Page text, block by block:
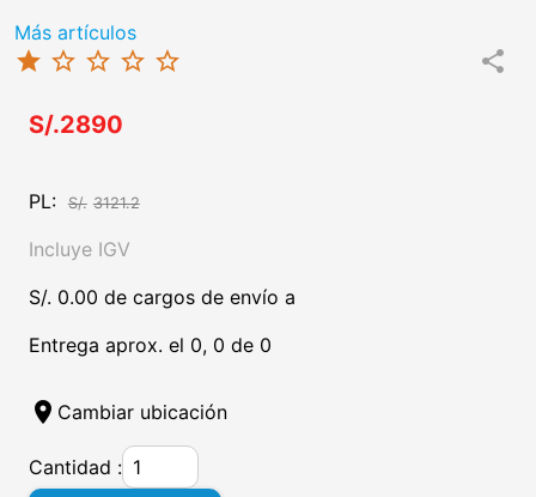
Más artículos
star star_border star_border star_border star_border share
S/.2890
PL: S/. 3121.2
Incluye IGV
S/. 0.00 de cargos de envío a
Entrega aprox. el 0, 0 de 0
location_on Cambiar ubicación
Cantidad :